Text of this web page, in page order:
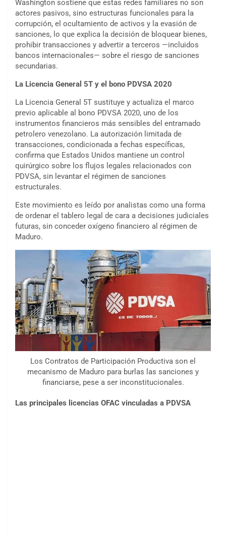
Washington sostiene que estas redes familiares no son
actores pasivos, sino estructuras funcionales para la
corrupción, el ocultamiento de activos y la evasión de
sanciones, lo que explica la decisión de bloquear bienes,
prohibir transacciones y advertir a terceros —incluidos
bancos internacionales— sobre el riesgo de sanciones
secundarias.
La Licencia General 5T y el bono PDVSA 2020
La Licencia General 5T sustituye y actualiza el marco
previo aplicable al bono PDVSA 2020, uno de los
instrumentos financieros más sensibles del entramado
petrolero venezolano. La autorización limitada de
transacciones, condicionada a fechas específicas,
confirma que Estados Unidos mantiene un control
quirúrgico sobre los flujos legales relacionados con
PDVSA, sin levantar el régimen de sanciones
estructurales.
Este movimiento es leído por analistas como una forma
de ordenar el tablero legal de cara a decisiones judiciales
futuras, sin conceder oxígeno financiero al régimen de
Maduro.
Los Contratos de Participación Productiva son el
mecanismo de Maduro para burlas las sanciones y
financiarse, pese a ser inconstitucionales.
Las principales licencias OFAC vinculadas a PDVSA